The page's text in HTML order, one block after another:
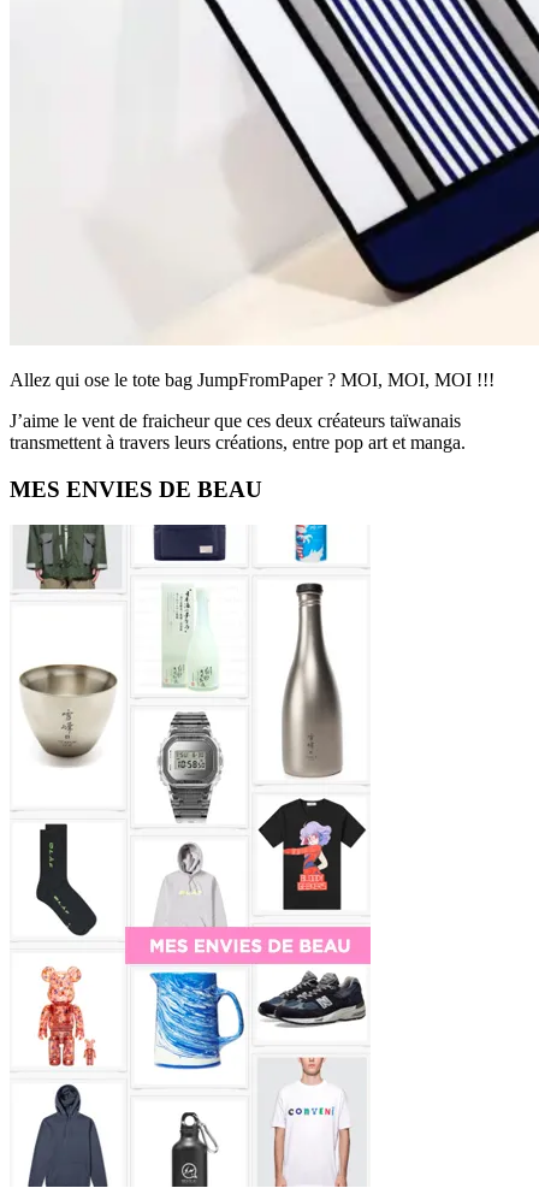
Allez qui ose le tote bag JumpFromPaper ? MOI, MOI, MOI !!!
J’aime le vent de fraicheur que ces deux créateurs taïwanais
transmettent à travers leurs créations, entre pop art et manga.
Primary
Sidebar
MES ENVIES DE BEAU